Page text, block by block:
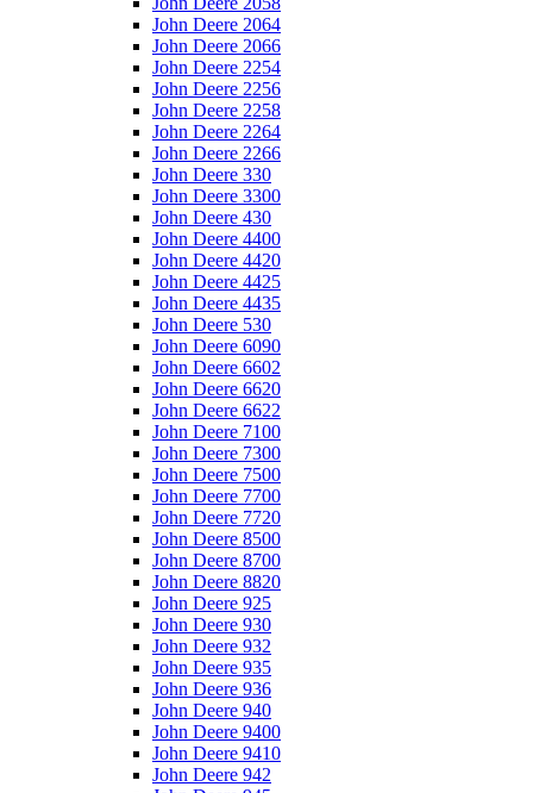
John Deere 2064
John Deere 2066
John Deere 2254
John Deere 2256
John Deere 2258
John Deere 2264
John Deere 2266
John Deere 330
John Deere 3300
John Deere 430
John Deere 4400
John Deere 4420
John Deere 4425
John Deere 4435
John Deere 530
John Deere 6090
John Deere 6602
John Deere 6620
John Deere 6622
John Deere 7100
John Deere 7300
John Deere 7500
John Deere 7700
John Deere 7720
John Deere 8500
John Deere 8700
John Deere 8820
John Deere 925
John Deere 930
John Deere 932
John Deere 935
John Deere 936
John Deere 940
John Deere 9400
John Deere 9410
John Deere 942